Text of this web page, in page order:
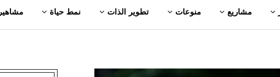
مشاريع منوعات تطوير الذات نمط حياة مشاهير